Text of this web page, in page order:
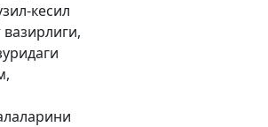
кесил